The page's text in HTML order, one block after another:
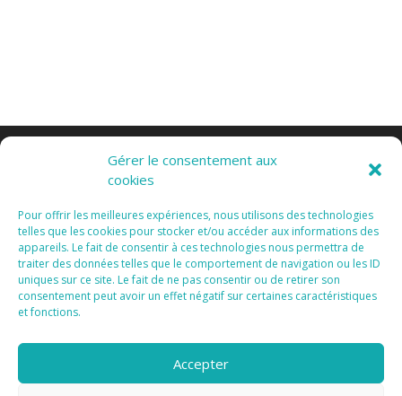
Gérer le consentement aux
cookies
Pour offrir les meilleures expériences, nous utilisons des technologies
telles que les cookies pour stocker et/ou accéder aux informations des
appareils. Le fait de consentir à ces technologies nous permettra de
traiter des données telles que le comportement de navigation ou les ID
uniques sur ce site. Le fait de ne pas consentir ou de retirer son
consentement peut avoir un effet négatif sur certaines caractéristiques
et fonctions.
Accepter
Tous Droits Réservés 2015 IMentions Légales I
Vanda Cipriano